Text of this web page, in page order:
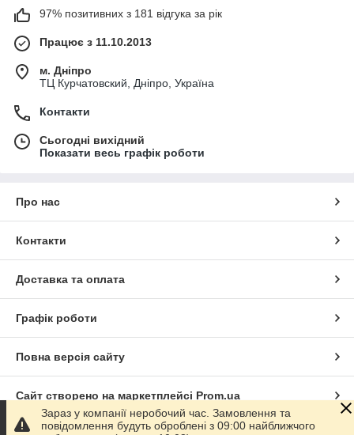
97% позитивних з 181 відгука за рік
Працює з 11.10.2013
м. Дніпро
ТЦ Курчатовский, Дніпро, Україна
Контакти
Сьогодні вихідний
Показати весь графік роботи
Про нас
Контакти
Доставка та оплата
Графік роботи
Повна версія сайту
Сайт створено на маркетплейсі Prom.ua
Зараз у компанії неробочий час. Замовлення та
повідомлення будуть оброблені з 09:00 найближчого